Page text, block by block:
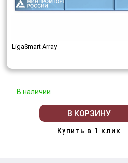
LigaSmart Array
В наличии
В КОРЗИНУ
Купить в 1 клик